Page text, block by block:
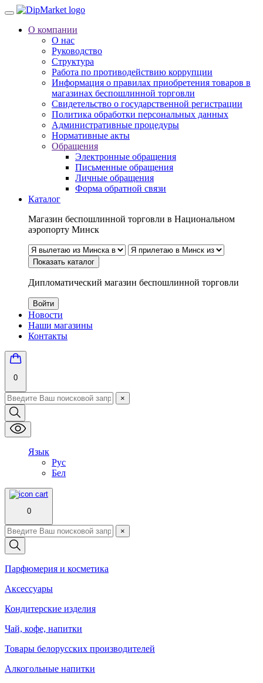
О компании
О нас
Руководство
Структура
Работа по противодействию коррупции
Информация о правилах приобретения товаров в
магазинах беспошлинной торговли
Свидетельство о государственной регистрации
Политика обработки персональных данных
Административные процедуры
Нормативные акты
Обращения
Электронные обращения
Письменные обращения
Личные обращения
Форма обратной связи
Каталог
Магазин беспошлинной торговли в Национальном
аэропорту Минск
Показать каталог
Дипломатический магазин беспошлинной торговли
Войти
Новости
Наши магазины
Контакты
0
×
Язык
Рус
Бел
0
×
Парфюмерия и косметика
Аксессуары
Кондитерские изделия
Чай, кофе, напитки
Товары белорусских производителей
Алкогольные напитки